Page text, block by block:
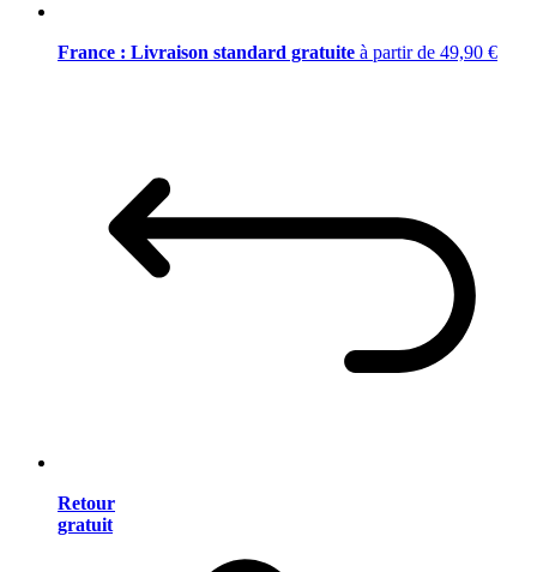
France : Livraison standard gratuite à partir de 49,90 €
Retour
gratuit